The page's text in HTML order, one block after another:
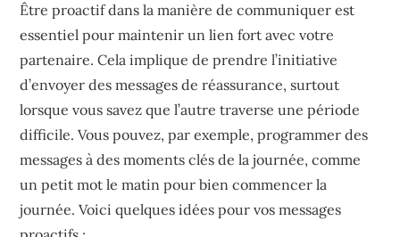
Être proactif dans la manière de communiquer est
essentiel pour maintenir un lien fort avec votre
partenaire. Cela implique de prendre l’initiative
d’envoyer des messages de réassurance, surtout
lorsque vous savez que l’autre traverse une période
difficile. Vous pouvez, par exemple, programmer des
messages à des moments clés de la journée, comme
un petit mot le matin pour bien commencer la
journée. Voici quelques idées pour vos messages